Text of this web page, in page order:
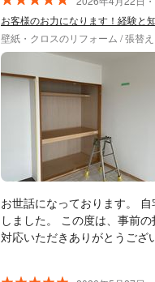
お客様のお力になります！経験と
壁紙・クロスのリフォーム / 張替え
お世話になっております。
しました。 この度は、事前
対応いただきありがとうござ